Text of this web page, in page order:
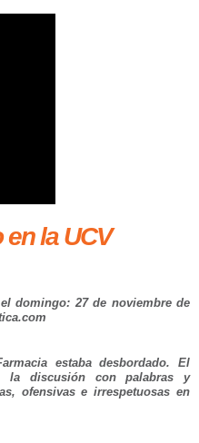
la UCV
domingo: 27 de noviembre de
estaba desbordado. El
la discusión con palabras y
ofensivas e irrespetuosas en